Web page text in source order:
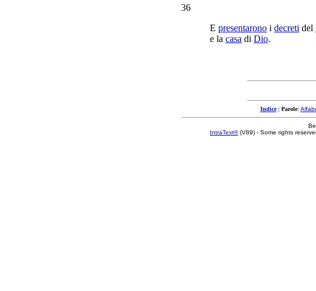
36
E presentarono i decreti del
e la casa di Dio.
Indice| Parole:
IntraText®(V89) - Some rights